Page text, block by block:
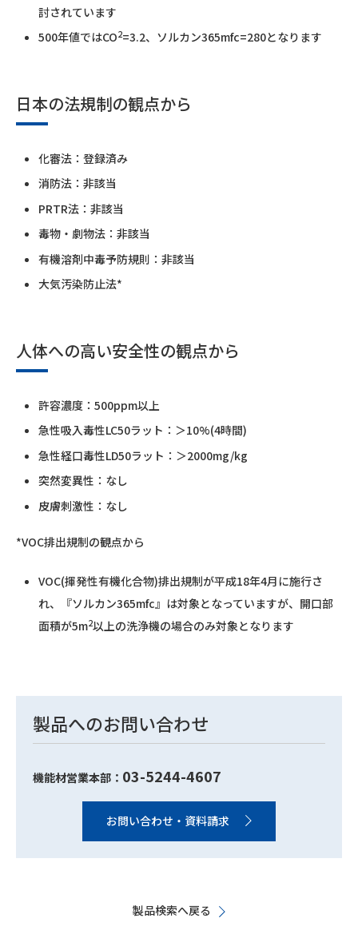
討されています
500年値ではCO2=3.2、ソルカン365mfc=280となります
日本の法規制の観点から
化審法：登録済み
消防法：非該当
PRTR法：非該当
毒物・劇物法：非該当
有機溶剤中毒予防規則：非該当
大気汚染防止法*
人体への高い安全性の観点から
許容濃度：500ppm以上
急性吸入毒性LC50ラット：＞10%(4時間)
急性経口毒性LD50ラット：＞2000mg/kg
突然変異性：なし
皮膚刺激性：なし
*VOC排出規制の観点から
VOC(揮発性有機化合物)排出規制が平成18年4月に施行さ
れ、『ソルカン365mfc』は対象となっていますが、開口部
面積が5m2以上の洗浄機の場合のみ対象となります
製品へのお問い合わせ
機能材営業本部： 03-5244-4607
お問い合わせ・資料請求
製品検索へ戻る